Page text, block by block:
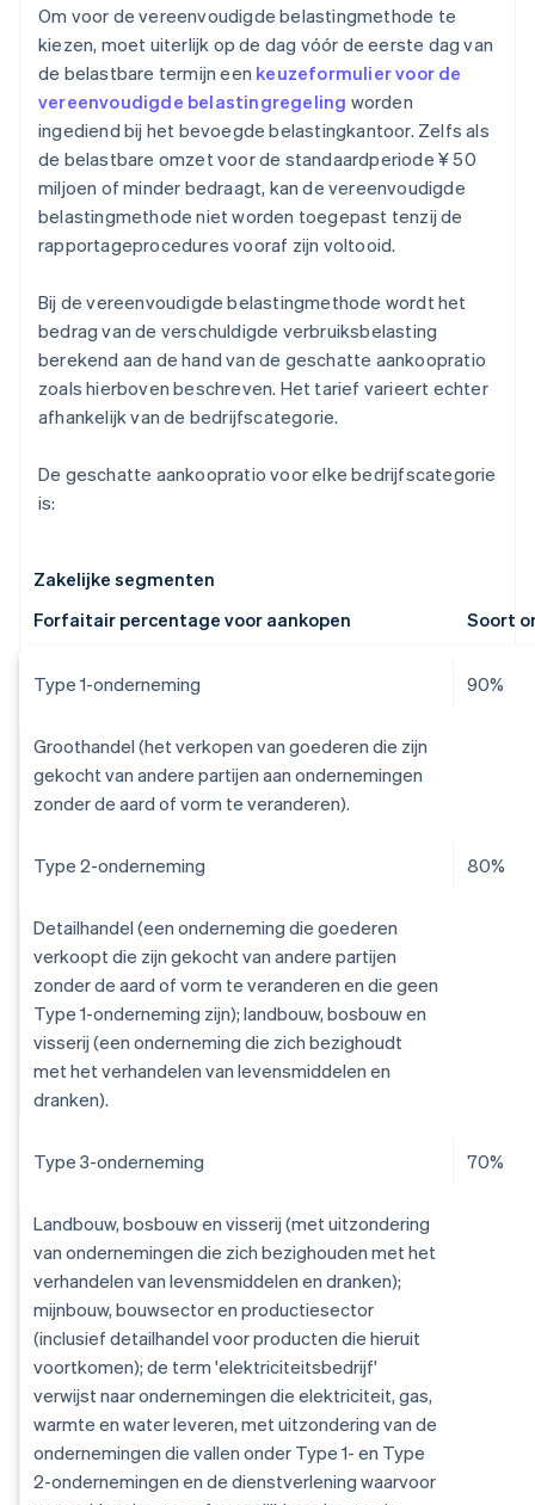
Om voor de vereenvoudigde belastingmethode te
kiezen, moet uiterlijk op de dag vóór de eerste dag van
de belastbare termijn een keuzeformulier voor de
vereenvoudigde belastingregeling worden
ingediend bij het bevoegde belastingkantoor. Zelfs als
de belastbare omzet voor de standaardperiode ¥ 50
miljoen of minder bedraagt, kan de vereenvoudigde
belastingmethode niet worden toegepast tenzij de
rapportageprocedures vooraf zijn voltooid.
Bij de vereenvoudigde belastingmethode wordt het
bedrag van de verschuldigde verbruiksbelasting
berekend aan de hand van de geschatte aankoopratio
zoals hierboven beschreven. Het tarief varieert echter
afhankelijk van de bedrijfscategorie.
De geschatte aankoopratio voor elke bedrijfscategorie
is:
Zakelijke segmenten
Forfaitair percentage voor aankopen
Soort
Type 1-onderneming 90%
Groothandel (het verkopen van goederen die zijn
gekocht van andere partijen aan ondernemingen
zonder de aard of vorm te veranderen).
Type 2-onderneming 80%
Detailhandel (een onderneming die goederen
verkoopt die zijn gekocht van andere partijen
zonder de aard of vorm te veranderen en die geen
Type 1-onderneming zijn); landbouw, bosbouw en
visserij (een onderneming die zich bezighoudt
met het verhandelen van levensmiddelen en
dranken).
Type 3-onderneming 70%
Landbouw, bosbouw en visserij (met uitzondering
van ondernemingen die zich bezighouden met het
verhandelen van levensmiddelen en dranken);
mijnbouw, bouwsector en productiesector
(inclusief detailhandel voor producten die hieruit
voortkomen); de term 'elektriciteitsbedrijf'
verwijst naar ondernemingen die elektriciteit, gas,
warmte en water leveren, met uitzondering van de
ondernemingen die vallen onder Type 1- en Type
2-ondernemingen en de dienstverlening waarvoor